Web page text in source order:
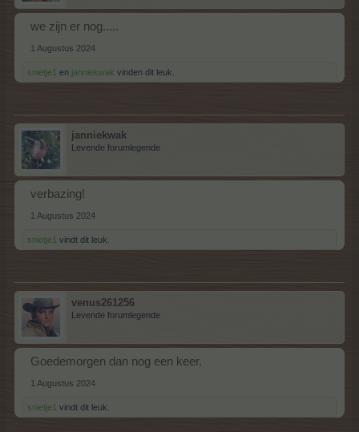
we zijn er nog.....
1 Augustus 2024
snietje1 en janniekwak vinden dit leuk.
janniekwak
Levende forumlegende
verbazing!
1 Augustus 2024
snietje1 vindt dit leuk.
venus261256
Levende forumlegende
Goedemorgen dan nog een keer.
1 Augustus 2024
snietje1 vindt dit leuk.